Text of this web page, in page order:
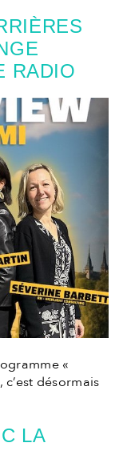
RADIO
«
désormais
LA